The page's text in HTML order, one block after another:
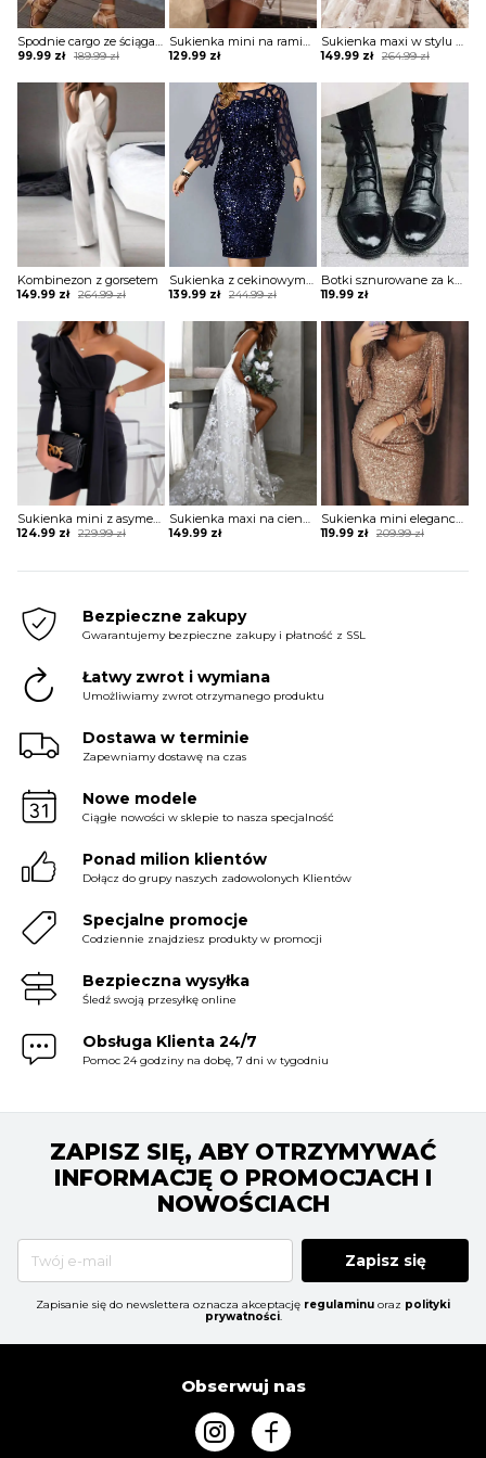
Spodnie cargo ze ściągaczami na dole
189.99zł
Original
was:
189.99 zł.
99.99 zł
Current
is:
99.99 zł.
Sukienka mini na ramiączkach błyszcząca
129.99 zł
Sukienka maxi w stylu boho z tiulową warstwą
264.99zł
Original
was:
264.99 zł.
149.99 zł
Current
is:
149.99 zł.
Kombinezon z gorsetem
264.99zł
Original
was:
264.99 zł.
149.99 zł
Current
is:
149.99 zł.
Sukienka z cekinowym przodem i paskami
244.99zł
Original
was:
139.99 zł
Current
Botki sznurowane za kostkę na płaskiej podeszwie
119.99 zł
Sukienka mini z asymetrycznym długim rękawem
229.99zł
Original
124.99 zł
Current
Sukienka maxi na cienkich ramiączkach koronkowa
149.99 zł
Sukienka mini elegancka z rozcięciami na rękawach
209.99zł
Original
119.99 zł
Current
Bezpieczne zakupy
Gwarantujemy bezpieczne zakupy i płatność z SSL
Łatwy zwrot i wymiana
Umożliwiamy zwrot otrzymanego produktu
Dostawa w terminie
Zapewniamy dostawę na czas
Nowe modele
Ciągłe nowości w sklepie to nasza specjalność
Ponad milion klientów
Dołącz do grupy naszych zadowolonych Klientów
Specjalne promocje
Codziennie znajdziesz produkty w promocji
Bezpieczna wysyłka
Śledź swoją przesyłkę online
Obsługa Klienta 24/7
Pomoc 24 godziny na dobę, 7 dni w tygodniu
ZAPISZ SIĘ, ABY OTRZYMYWAĆ
INFORMACJĘ O PROMOCJACH I
NOWOŚCIACH
Zapisz się
Zapisanie się do newslettera oznacza akceptację regulaminu oraz polityki
prywatności.
Obserwuj nas